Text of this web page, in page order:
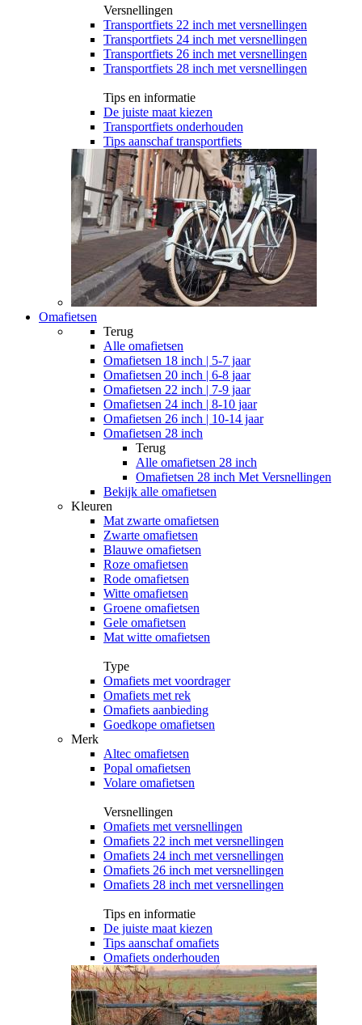
Versnellingen
Transportfiets 22 inch met versnellingen
Transportfiets 24 inch met versnellingen
Transportfiets 26 inch met versnellingen
Transportfiets 28 inch met versnellingen
Tips en informatie
De juiste maat kiezen
Transportfiets onderhouden
Tips aanschaf transportfiets
Omafietsen
Terug
Alle omafietsen
Omafietsen 18 inch | 5-7 jaar
Omafietsen 20 inch | 6-8 jaar
Omafietsen 22 inch | 7-9 jaar
Omafietsen 24 inch | 8-10 jaar
Omafietsen 26 inch | 10-14 jaar
Omafietsen 28 inch
Terug
Alle omafietsen 28 inch
Omafietsen 28 inch Met Versnellingen
Bekijk alle omafietsen
Kleuren
Mat zwarte omafietsen
Zwarte omafietsen
Blauwe omafietsen
Roze omafietsen
Rode omafietsen
Witte omafietsen
Groene omafietsen
Gele omafietsen
Mat witte omafietsen
Type
Omafiets met voordrager
Omafiets met rek
Omafiets aanbieding
Goedkope omafietsen
Merk
Altec omafietsen
Popal omafietsen
Volare omafietsen
Versnellingen
Omafiets met versnellingen
Omafiets 22 inch met versnellingen
Omafiets 24 inch met versnellingen
Omafiets 26 inch met versnellingen
Omafiets 28 inch met versnellingen
Tips en informatie
De juiste maat kiezen
Tips aanschaf omafiets
Omafiets onderhouden